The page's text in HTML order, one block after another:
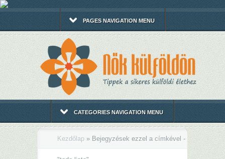
PAGES NAVIGATION MENU
CATEGORIES NAVIGATION MENU
Kezdőlap » Bejegyzések ezzel a címkével -